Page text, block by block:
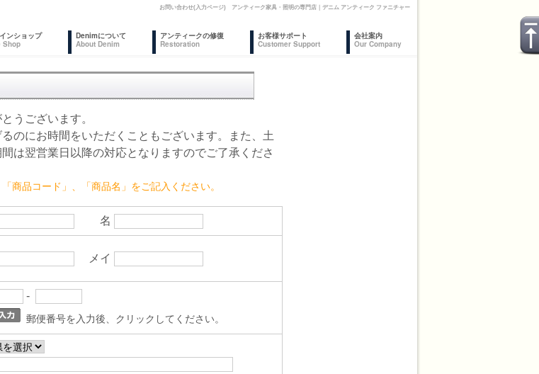
お問い合わせ(入力ページ) アンティーク家具・照明の専門店｜デニム アンティーク ファニチャー
ンショップ
Shop
Denimについて
About Denim
アンティークの修復
Restoration
お客様サポート
Customer Support
会社案内
Our Company
うございます。
のにお時間をいただくこともございます。また、土
は翌営業日以降の対応となりますのでご了承くださ
商品コード」、「商品名」をご記入ください。
名
メイ
-
郵便番号を入力後、クリックしてください。